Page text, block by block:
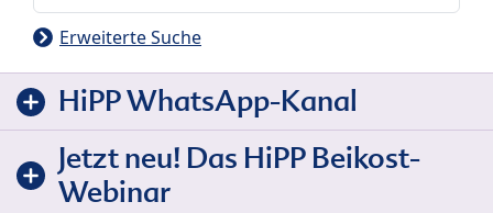
Erweiterte Suche
HiPP WhatsApp-Kanal
Jetzt neu! Das HiPP Beikost-
Webinar